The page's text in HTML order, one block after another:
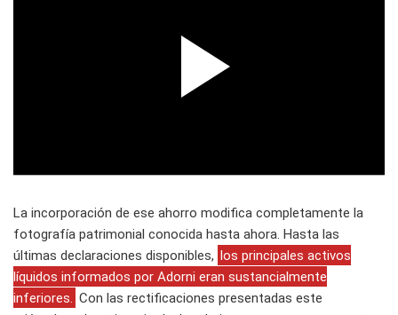
La incorporación de ese ahorro modifica completamente la
fotografía patrimonial conocida hasta ahora. Hasta las
últimas declaraciones disponibles, los principales activos
líquidos informados por Adorni eran sustancialmente
inferiores. Con las rectificaciones presentadas este